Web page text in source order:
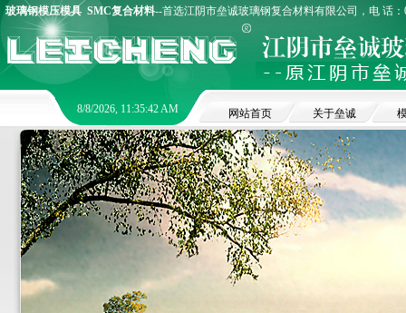
玻璃钢模压模具 SMC复合材料--首选江阴市垒诚玻璃钢复合材料有限公司，电 话
8/8/2026, 11:35:43 AM 网站首页 关于垒诚